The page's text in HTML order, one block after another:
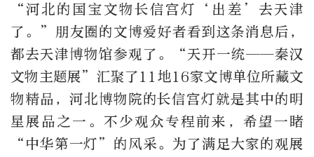
“河北的国宝文物长信宫灯‘出差’去天津
了。”朋友圈的文博爱好者看到这条消息后，
都去天津博物馆参观了。“天开一统——秦汉
文物主题展”汇聚了11地16家文博单位所藏文
物精品，河北博物院的长信宫灯就是其中的明
星展品之一。不少观众专程前来，希望一睹
“中华第一灯”的风采。为了满足大家的观展